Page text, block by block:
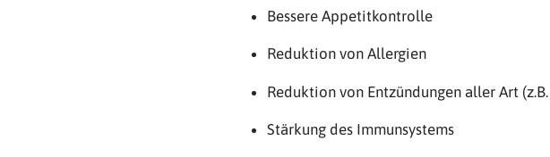
Bessere Appetitkontrolle
Reduktion von Allergien
Reduktion von Entzündungen aller Art
Stärkung des Immunsystems